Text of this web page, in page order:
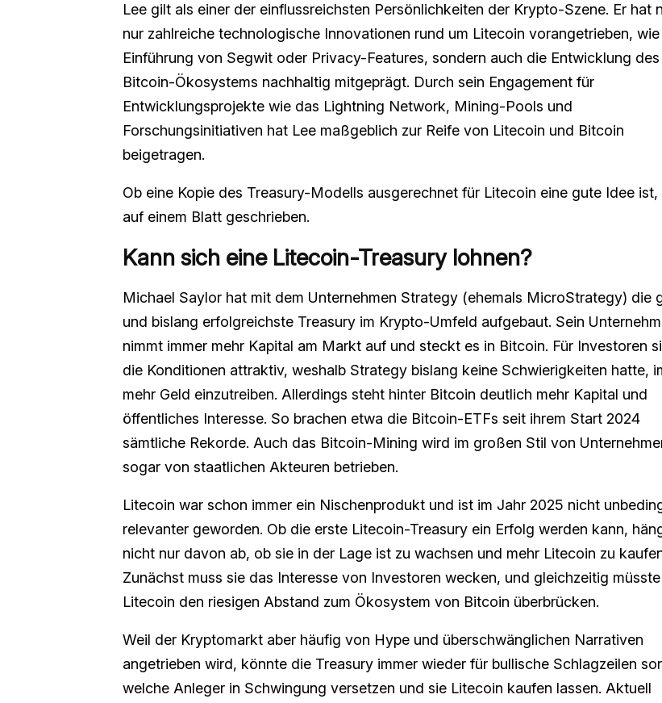
Lee gilt als einer der einflussreichsten Persönlichkeiten der Krypto-Szene. Er hat
nur zahlreiche technologische Innovationen rund um Litecoin vorangetrieben,
Einführung von Segwit oder Privacy-Features, sondern auch die Entwicklung des
Bitcoin-Ökosystems nachhaltig mitgeprägt. Durch sein Engagement für
Entwicklungsprojekte wie das Lightning Network, Mining-Pools und
Forschungsinitiativen hat Lee maßgeblich zur Reife von Litecoin und Bitcoin
beigetragen.
Ob eine Kopie des Treasury-Modells ausgerechnet für Litecoin eine gute Idee
auf einem Blatt geschrieben.
Kann sich eine Litecoin-Treasury lohnen?
Michael Saylor hat mit dem Unternehmen Strategy (ehemals MicroStrategy) die
und bislang erfolgreichste Treasury im Krypto-Umfeld aufgebaut. Sein
nimmt immer mehr Kapital am Markt auf und steckt es in Bitcoin. Für Investoren
die Konditionen attraktiv, weshalb Strategy bislang keine Schwierigkeiten hatte,
mehr Geld einzutreiben. Allerdings steht hinter Bitcoin deutlich mehr Kapital und
öffentliches Interesse. So brachen etwa die Bitcoin-ETFs seit ihrem Start 2024
sämtliche Rekorde. Auch das Bitcoin-Mining wird im großen Stil von
sogar von staatlichen Akteuren betrieben.
Litecoin war schon immer ein Nischenprodukt und ist im Jahr 2025 nicht
relevanter geworden. Ob die erste Litecoin-Treasury ein Erfolg werden kann,
nicht nur davon ab, ob sie in der Lage ist zu wachsen und mehr Litecoin zu
Zunächst muss sie das Interesse von Investoren wecken, und gleichzeitig müsste
Litecoin den riesigen Abstand zum Ökosystem von Bitcoin überbrücken.
Weil der Kryptomarkt aber häufig von Hype und überschwänglichen Narrativen
angetrieben wird, könnte die Treasury immer wieder für bullische Schlagzeilen
welche Anleger in Schwingung versetzen und sie Litecoin kaufen lassen. Aktuell